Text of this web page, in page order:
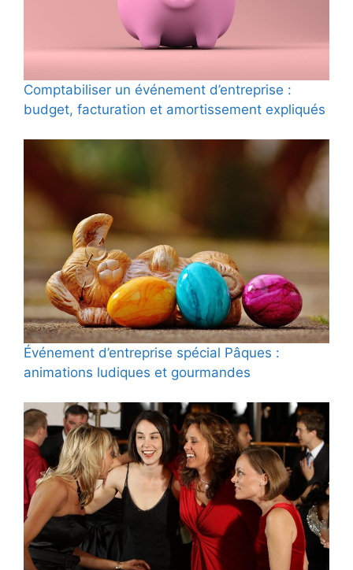
Comptabiliser un événement d’entreprise :
budget, facturation et amortissement expliqués
Événement d’entreprise spécial Pâques :
animations ludiques et gourmandes